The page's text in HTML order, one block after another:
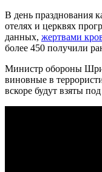
В день празднования
отелях и церквях
данных, жертвами
более 450 получили
Министр обороны
виновные в
вскоре будут взяты